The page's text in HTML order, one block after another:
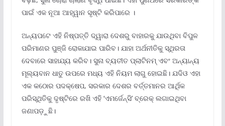
ପାଇଁ ଏକ ନୂଆ ଆହ୍ୱାନ ସୃଷ୍ଟି କରିପାରେ ।
ଅନ୍ୟପଟେ ଏହି ନିଷ୍ପତ୍ତି ଦ୍ୱାରା ଦେଶରୁ ବାହାରକୁ ଯାଉଥିବା ବିପୁଳ
ପରିମାଣର ପୁଞ୍ଜି ରୋକାଯାଇ ପାରିବ। ଯାହା ଅର୍ଥନୀତିକୁ ସ୍ଥିରତା
ଦେବାରେ ସାହାଯ୍ୟ କରିବ। ସୁନା ବ୍ୟତୀତ ପ୍ଲାଟିନମ୍ ଏବଂ ଅନ୍ୟାନ୍ୟ
ମୂଲ୍ୟବାନ ଧାତୁ ଉପରେ ମଧ୍ୟ ଏହି ନିୟମ ଲାଗୁ ହୋଇଛି। ଯଦିଓ ଏହା
ଏକ କଠୋର ପଦକ୍ଷେପ, ସରକାର ଦେଶର ବର୍ତ୍ତମାନର ଆର୍ଥିକ
ପରିସ୍ଥିତିକୁ ଦୃଷ୍ଟିରେ ରଖି ଏହି ‘ଏମର୍ଜେନ୍ସି’ ବ୍ରେକ୍ ଲଗାଇଥିବା
ଜଣାପଡ଼ୁଛି।